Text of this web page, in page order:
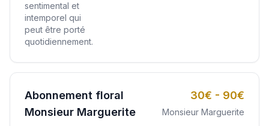
sentimental et
intemporel qui
peut être porté
quotidiennement.
Abonnement floral
Monsieur Marguerite
30€ - 90€
Monsieur Marguerite